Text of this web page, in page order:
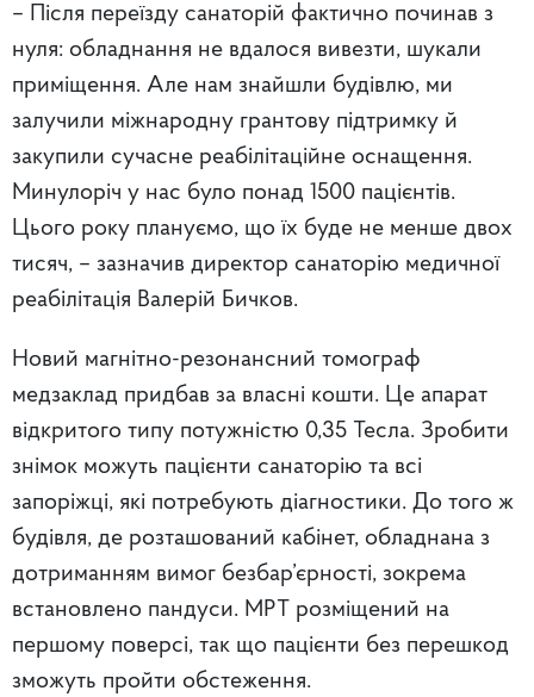
– Після переїзду санаторій фактично починав з
нуля: обладнання не вдалося вивезти, шукали
приміщення. Але нам знайшли будівлю, ми
залучили міжнародну грантову підтримку й
закупили сучасне реабілітаційне оснащення.
Минулоріч у нас було понад 1500 пацієнтів.
Цього року плануємо, що їх буде не менше двох
тисяч, – зазначив директор санаторію медичної
реабілітація Валерій Бичков.
Новий магнітно-резонансний томограф
медзаклад придбав за власні кошти. Це апарат
відкритого типу потужністю 0,35 Тесла. Зробити
знімок можуть пацієнти санаторію та всі
запоріжці, які потребують діагностики. До того ж
будівля, де розташований кабінет, обладнана з
дотриманням вимог безбар’єрності, зокрема
встановлено пандуси. МРТ розміщений на
першому поверсі, так що пацієнти без перешкод
зможуть пройти обстеження.